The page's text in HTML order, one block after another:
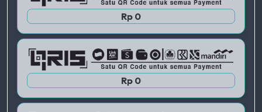
Rp 0
Rp 0
QRIS 2
QRIS 3